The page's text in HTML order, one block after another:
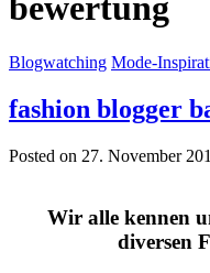
bewertung
Blogwatching Mode-
fashion blogger
Posted on 27. November
Wir alle kennen
diversen